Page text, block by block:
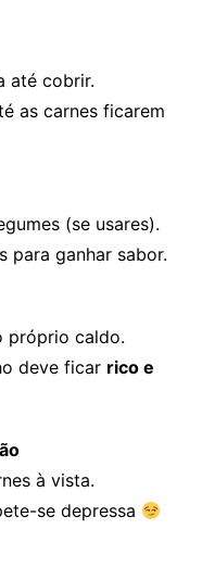
até cobrir.
as carnes ficarem
(se usares).
para ganhar sabor.
próprio caldo.
deve ficar rico e
à vista.
se depressa